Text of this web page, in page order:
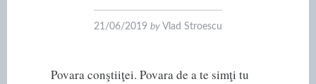
21/06/2019 by Vlad Stroescu
Povara conştiiţei. Povara de a te simţi tu